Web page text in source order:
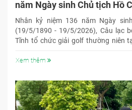
năm Ngày sinh Chủ tịch Hồ
Nhân kỷ niệm 136 năm Ngày
(19/5/1890 - 19/5/2026), Câu lạc
Tĩnh tổ chức giải golf thường niên
dự.
Xem thêm